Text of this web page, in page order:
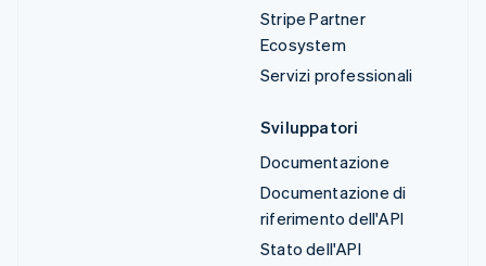
Stripe Partner
Ecosystem
Servizi professionali
Sviluppatori
Documentazione
Documentazione di
riferimento dell'API
Stato dell'API